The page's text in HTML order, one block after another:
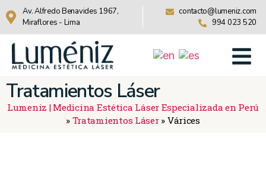
Av. Alfredo Benavides 1967,
Miraflores - Lima
contacto@lumeniz.com
994 023 520
Tratamientos Láser
Lumeniz | Medicina Estética Láser Especializada en Perú
» Tratamientos Láser» Várices